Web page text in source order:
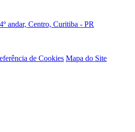
andar, Centro, Curitiba - PR
de Cookies Mapa do Site